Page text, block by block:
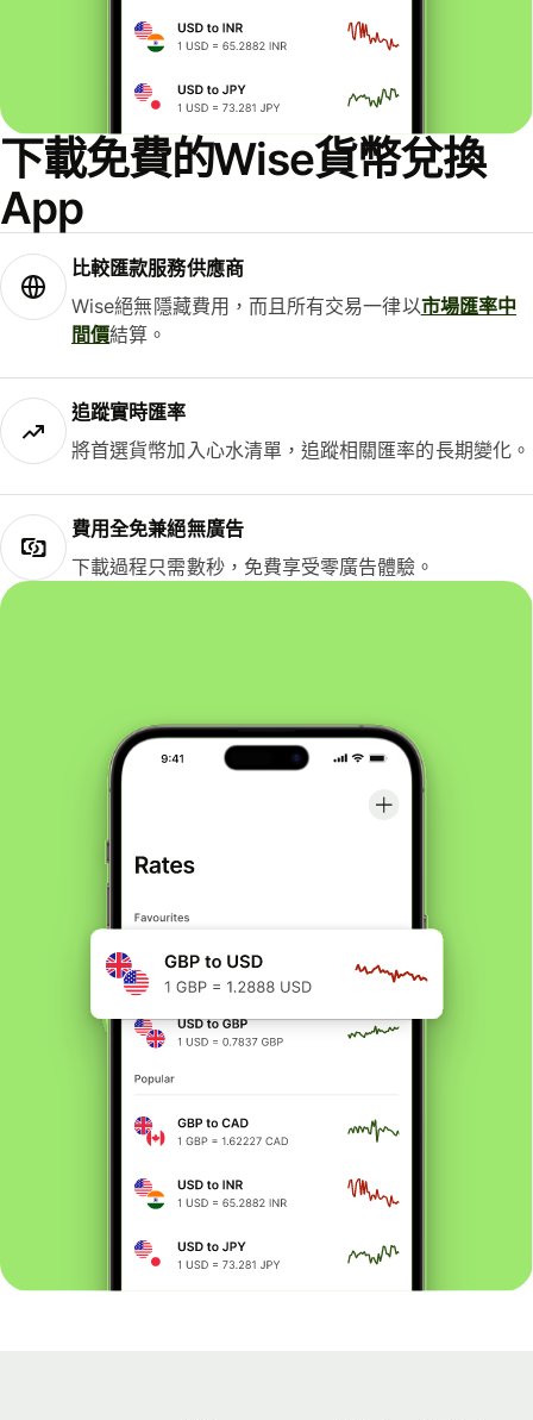
下載免費的Wise貨幣兌換
App
比較匯款服務供應商
Wise絕無隱藏費用，而且所有交易一律以市場匯率中
間價結算。
追蹤實時匯率
將首選貨幣加入心水清單，追蹤相關匯率的長期變化。
費用全免兼絕無廣告
下載過程只需數秒，免費享受零廣告體驗。